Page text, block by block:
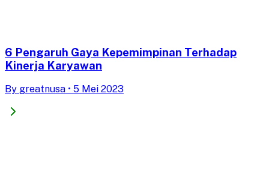
6 Pengaruh Gaya Kepemimpinan Terhadap
Kinerja Karyawan
By greatnusa • 5 Mei 2023